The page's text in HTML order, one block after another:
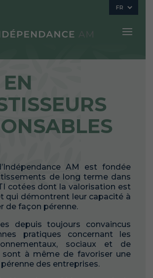
FR
AM est fondée
de long terme dans
cotées dont la valorisation est
qui démontrent leur capacité à
de façon pérenne.
depuis toujours convaincus
pratiques concernant les
sociaux et de
sont à même de favoriser une
des entreprises.